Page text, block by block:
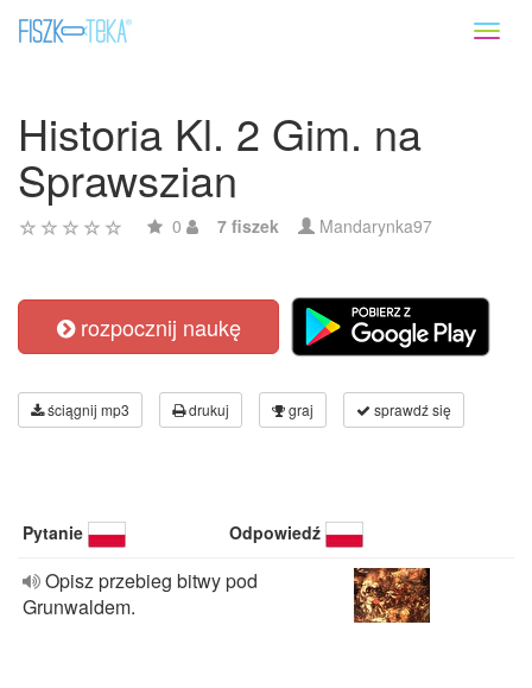
Historia Kl. 2 Gim. na
Sprawszian
0 7 fiszek Mandarynka97
rozpocznij naukę
ściągnij mp3 drukuj graj sprawdź się
Pytanie Odpowiedź
Opisz przebieg bitwy pod
Grunwaldem.